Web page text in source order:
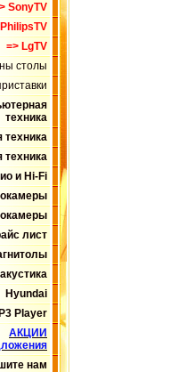
SonyTV
=> LgTV
столы
техника
техника
техника
и Hi-Fi
лист
Hyundai
Player
АКЦИИ
нам